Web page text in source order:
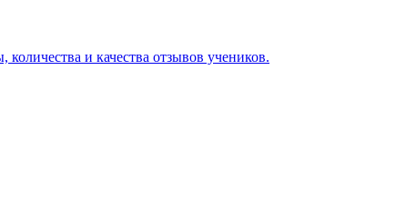
количества и качества отзывов учеников.